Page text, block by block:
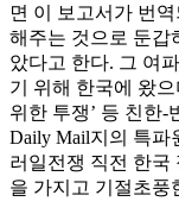
면 이 보고서가 번
해주는 것으로 둔갑
았다고 한다. 그 여
기 위해 한국에 왔으
위한 투쟁’ 등 친한-
Daily Mail지의 특파
러일전쟁 직전 한국
을 가지고 기절초풍